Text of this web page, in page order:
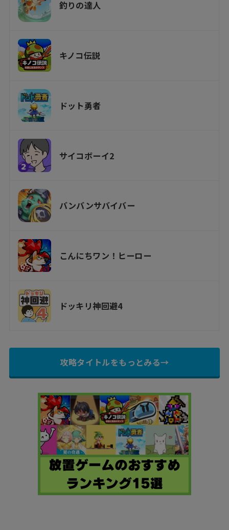
釣りの達人
キノコ伝説
ドット勇者
サイコボーイ2
バンバンサバイバー
こんにちワン！ヒーロー
ドッキリ神回避4
攻略タイトルをもっとみる→